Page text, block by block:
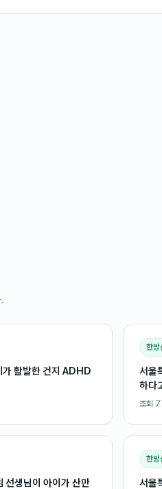
활발한 건지 ADHD
한방
서울
하다
조회
생님이 아이가 산만
한방
서울